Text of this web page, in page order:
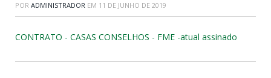
POR ADMINISTRADOR EM 11 DE JUNHO DE 2019
CONTRATO - CASAS CONSELHOS - FME -atual assinado